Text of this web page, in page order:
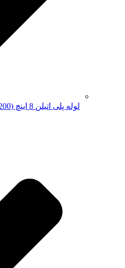
لوله پلی اتیلن 8 اینچ (200 میلیمتر)